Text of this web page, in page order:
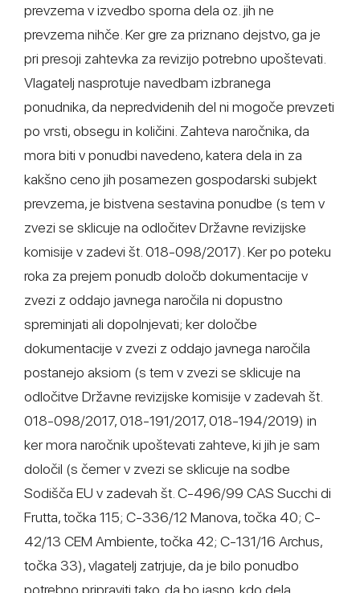
prevzema v izvedbo sporna dela oz. jih ne
prevzema nihče. Ker gre za priznano dejstvo, ga je
pri presoji zahtevka za revizijo potrebno upoštevati.
Vlagatelj nasprotuje navedbam izbranega
ponudnika, da nepredvidenih del ni mogoče prevzeti
po vrsti, obsegu in količini. Zahteva naročnika, da
mora biti v ponudbi navedeno, katera dela in za
kakšno ceno jih posamezen gospodarski subjekt
prevzema, je bistvena sestavina ponudbe (s tem v
zvezi se sklicuje na odločitev Državne revizijske
komisije v zadevi št. 018-098/2017). Ker po poteku
roka za prejem ponudb določb dokumentacije v
zvezi z oddajo javnega naročila ni dopustno
spreminjati ali dopolnjevati; ker določbe
dokumentacije v zvezi z oddajo javnega naročila
postanejo aksiom (s tem v zvezi se sklicuje na
odločitve Državne revizijske komisije v zadevah št.
018-098/2017, 018-191/2017, 018-194/2019) in
ker mora naročnik upoštevati zahteve, ki jih je sam
določil (s čemer v zvezi se sklicuje na sodbe
Sodišča EU v zadevah št. C-496/99 CAS Succhi di
Frutta, točka 115; C-336/12 Manova, točka 40; C-
42/13 CEM Ambiente, točka 42; C-131/16 Archus,
točka 33), vlagatelj zatrjuje, da je bilo ponudbo
potrebno pripraviti tako, da bo jasno, kdo dela